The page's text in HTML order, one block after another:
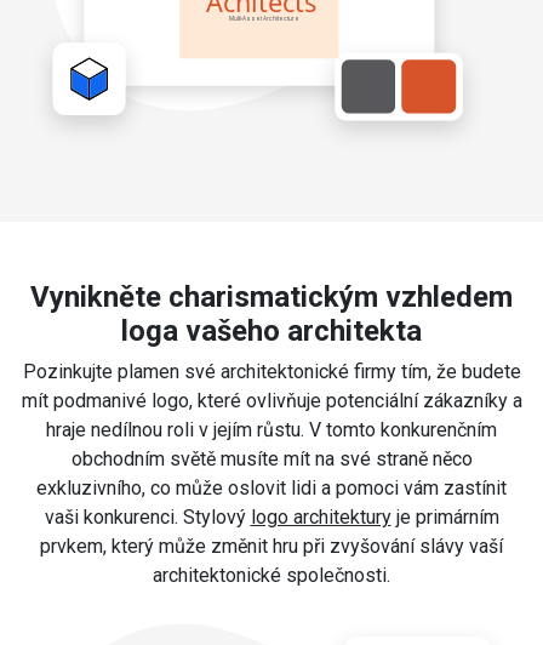
Vynikněte charismatickým vzhledem
loga vašeho architekta
Pozinkujte plamen své architektonické firmy tím, že budete
mít podmanivé logo, které ovlivňuje potenciální zákazníky a
hraje nedílnou roli v jejím růstu. V tomto konkurenčním
obchodním světě musíte mít na své straně něco
exkluzivního, co může oslovit lidi a pomoci vám zastínit
vaši konkurenci. Stylový logo architekturyje primárním
prvkem, který může změnit hru při zvyšování slávy vaší
architektonické společnosti.